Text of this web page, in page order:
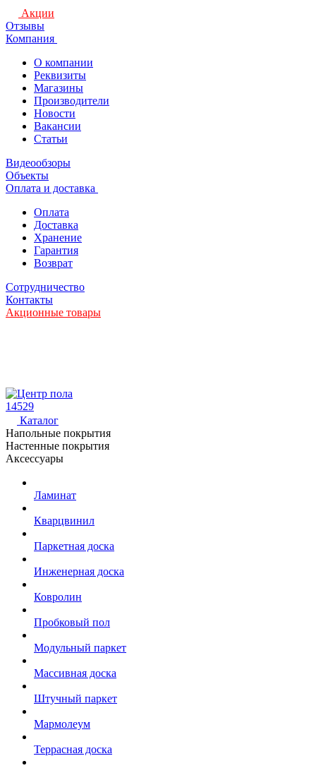
Акции
Отзывы
Компания
О компании
Реквизиты
Магазины
Производители
Новости
Вакансии
Статьи
Видеообзоры
Объекты
Оплата и доставка
Оплата
Доставка
Хранение
Гарантия
Возврат
Сотрудничество
Контакты
Акционные товары
14529
Каталог
Напольные покрытия
Настенные покрытия
Аксессуары
Ламинат
Кварцвинил
Паркетная доска
Инженерная доска
Ковролин
Пробковый пол
Модульный паркет
Массивная доска
Штучный паркет
Мармолеум
Террасная доска